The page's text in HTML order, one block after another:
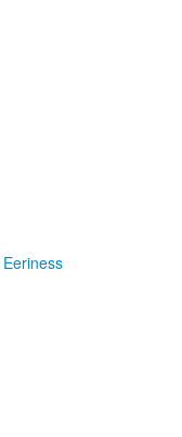
Eeriness